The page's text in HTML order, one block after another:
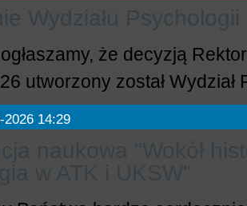
Wydziału
że decyzją
utworzony został
2026 14:29